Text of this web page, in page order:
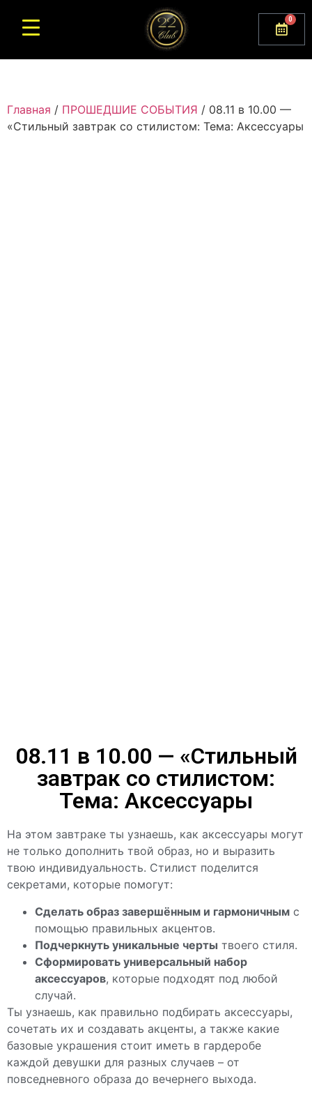
0
Главная / ПРОШЕДШИЕ СОБЫТИЯ / 08.11 в 10.00 —
«Стильный завтрак со стилистом: Тема: Аксессуары
08.11 в 10.00 — «Стильный
завтрак со стилистом:
Тема: Аксессуары
На этом завтраке ты узнаешь, как аксессуары могут
не только дополнить твой образ, но и выразить
твою индивидуальность. Стилист поделится
секретами, которые помогут:
Сделать образ завершённым и гармоничным с
помощью правильных акцентов.
Подчеркнуть уникальные черты твоего стиля.
Сформировать универсальный набор
аксессуаров, которые подходят под любой
случай.
Ты узнаешь, как правильно подбирать аксессуары,
сочетать их и создавать акценты, а также какие
базовые украшения стоит иметь в гардеробе
каждой девушки для разных случаев – от
повседневного образа до вечернего выхода.